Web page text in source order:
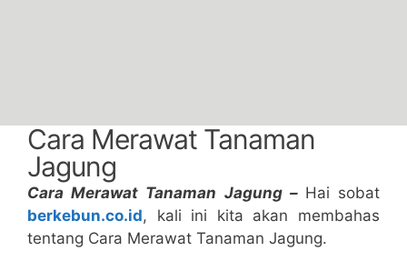
Cara Merawat Tanaman
Jagung
Cara Merawat Tanaman Jagung – Hai sobat
berkebun.co.id, kali ini kita akan membahas
tentang Cara Merawat Tanaman Jagung.